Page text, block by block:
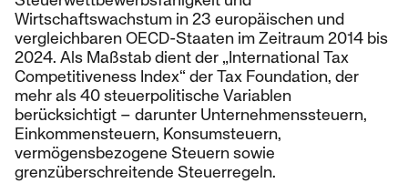
Wirtschaftswachstum in 23 europäischen und
vergleichbaren OECD-Staaten im Zeitraum 2014 bis
2024. Als Maßstab dient der „International Tax
Competitiveness Index“ der Tax Foundation, der
mehr als 40 steuerpolitische Variablen
berücksichtigt – darunter Unternehmenssteuern,
Einkommensteuern, Konsumsteuern,
vermögensbezogene Steuern sowie
grenzüberschreitende Steuerregeln.